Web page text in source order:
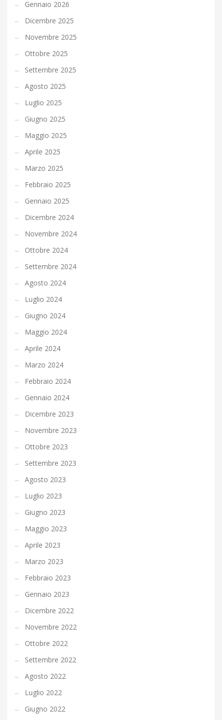
Gennaio 2026
Dicembre 2025
Novembre 2025
Ottobre 2025
Settembre 2025
Agosto 2025
Luglio 2025
Giugno 2025
Maggio 2025
Aprile 2025
Marzo 2025
Febbraio 2025
Gennaio 2025
Dicembre 2024
Novembre 2024
Ottobre 2024
Settembre 2024
Agosto 2024
Luglio 2024
Giugno 2024
Maggio 2024
Aprile 2024
Marzo 2024
Febbraio 2024
Gennaio 2024
Dicembre 2023
Novembre 2023
Ottobre 2023
Settembre 2023
Agosto 2023
Luglio 2023
Giugno 2023
Maggio 2023
Aprile 2023
Marzo 2023
Febbraio 2023
Gennaio 2023
Dicembre 2022
Novembre 2022
Ottobre 2022
Settembre 2022
Agosto 2022
Luglio 2022
Giugno 2022